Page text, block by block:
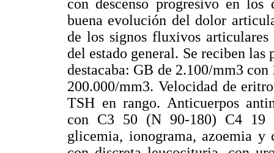
con descenso progresivo en
buena evolución del dolor
de los signos fluxivos
del estado general. Se reciben
destacaba: GB de 2.100/mm3
200.000/mm3. Velocidad de
TSH en rango. Anticuerpos
con C3 50 (N 90-180) C4 19
glicemia, ionograma, azoemia y